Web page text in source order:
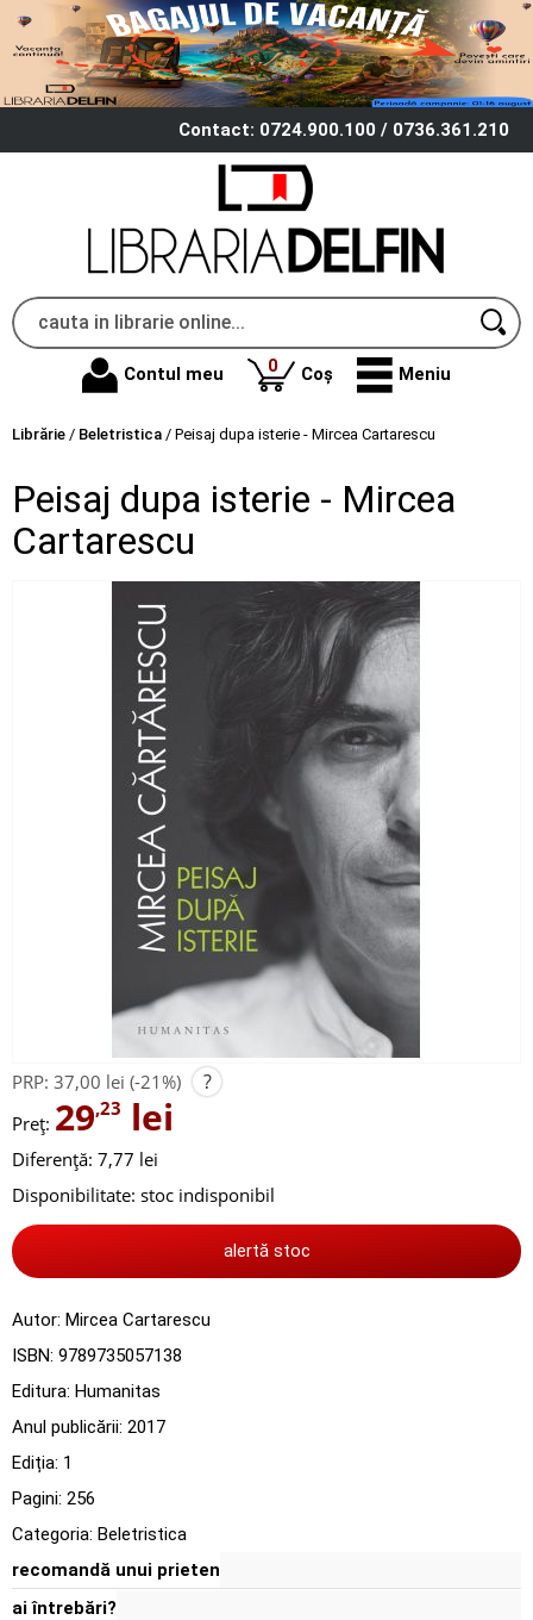
Contact: 0724.900.100 / 0736.361.210
Contul meu 0produse
Coș Meniu
Librărie / Beletristica / Peisaj dupa isterie - Mircea Cartarescu
Peisaj dupa isterie - Mircea
Cartarescu
PRP: 37,00 lei (-21%) ?
Preț: 29,23 lei
Diferență: 7,77 lei
Disponibilitate: stoc indisponibil
alertă stoc
Autor: Mircea Cartarescu
ISBN: 9789735057138
Editura: Humanitas
Anul publicării: 2017
Ediția: 1
Pagini: 256
Categoria: Beletristica
recomandă unui prieten
ai întrebări?